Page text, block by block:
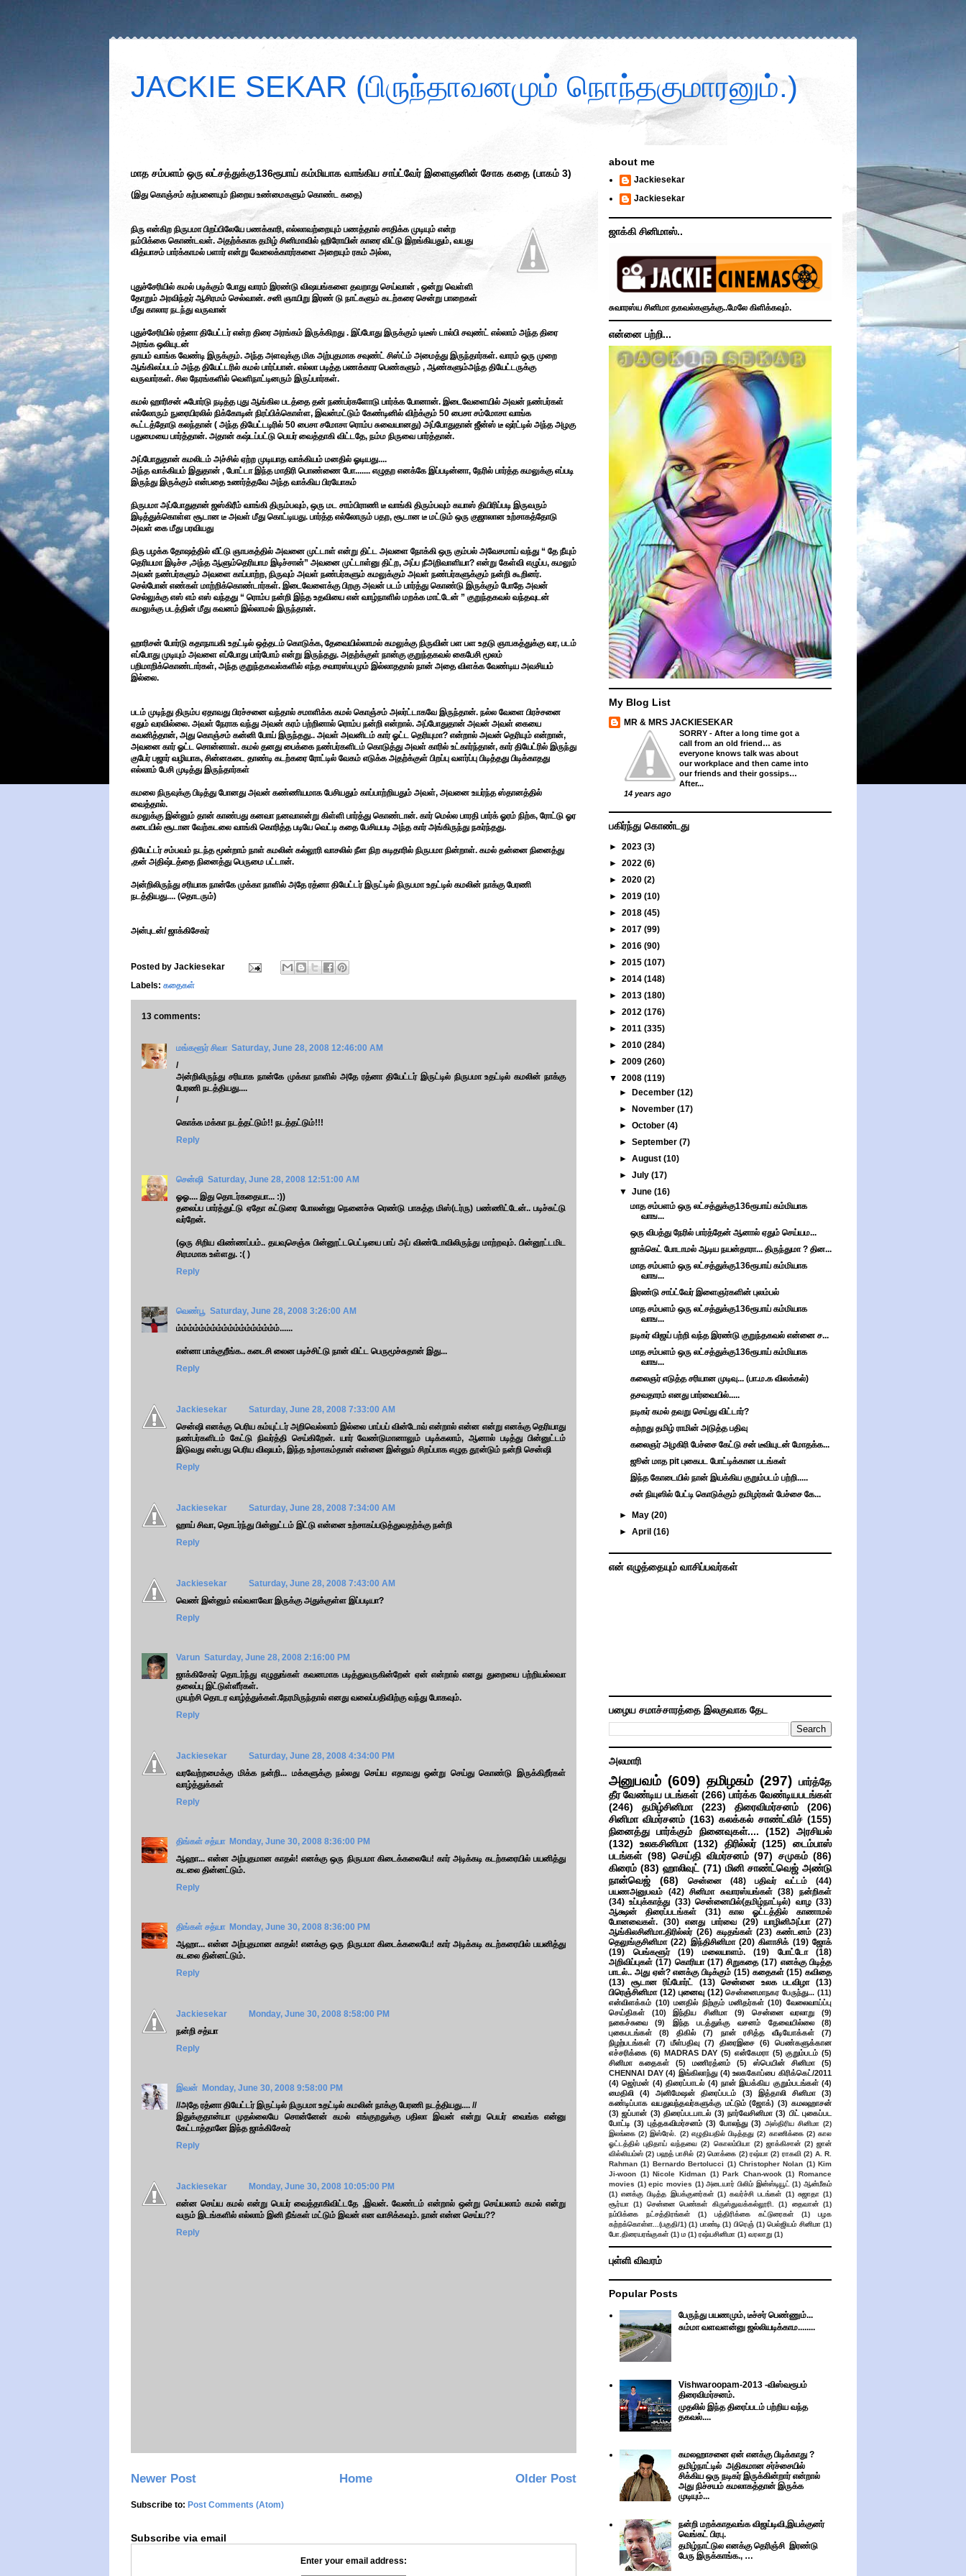
JACKIE SEKAR (பிருந்தாவனமும் நொந்தகுமாரனும்.)
மாத சம்பளம் ஒரு லட்சத்துக்கு136ரூபாய் கம்மியாக வாங்கிய சாப்ட்வேர் இளைஞனின் சோக கதை (பாகம் 3)
(இது கொஞ்சம் கற்பனையும் நிறைய உண்மைகளும் கொண்ட கதை)
நிரு என்கிற நிருபமா பிறப்பிலேயே பணக்காரி, எல்லாவற்றையும் பணத்தால் சாதிக்க முடியும் என்ற
நம்பிக்கை கொண்டவள். அதற்க்காக தமிழ் சினிமாவில் ஹிரோயின் காரை விட்டு இறங்கியதும், வயது
வித்யாசம் பார்க்காமல் பளார் என்று வேலைக்காரர்களை அறையும் ரகம் அல்ல,
புதுச்சேரியில் கமல் படிக்கும் போது வாரம் இரண்டு விஷயங்களை தவறாது செய்வான் , ஒன்று வெள்ளி
தோறும் அரவிந்தர் ஆசிரமம் செல்வான். சனி ஞாயிறு இரண் டு நாட்களும் கடற்கரை சென்று பாறைகள்
மீது காலார நடந்து வருவான்
புதுச்சேரியில் ரத்னா தியேட்டர் என்ற திரை அரங்கம் இருக்கிறது . இப்போது இருக்கும் டிடீஸ் டால்பி சவுண்ட் எல்லாம் அந்த திரை
அரங்க ஒலியுடன்
தாயம் வாங்க வேண்டி இருக்கும். அந்த அளவுக்கு மிக அற்புதமாக சவுண்ட் சிஸ்ட்ம் அமைத்து இருந்தார்கள். வாரம் ஒரு முறை
ஆங்கிலப்படம் அந்த தியேட்டரில் கமல் பார்ப்பான். எல்லா படித்த பணக்கார பெண்களும் , ஆண்களும்அந்த தியேட்டருக்கு
வருவார்கள். சில நேரங்களில் வெளிநாட்டினரும் இருப்பார்கள்.
கமல் ஹாரிசன் ஃபோர்டு நடித்த புது ஆங்கில படத்தை தன் நண்பர்களோடு பார்க்க போனான். இடைவேளையில் அவன் நண்பர்கள்
எல்லோரும் நுரையிரலில் நிக்கோடின் நிரப்பிக்கொள்ள, இவன்மட்டும் கேண்டினில் விற்க்கும் 50 பைசா சம்மோசா வாங்க
கூட்டத்தோடு கலந்தான் ( அந்த தியேட்டடிரில் 50 பைசா சமோசா ரொம்ப சுவையானது) அப்போதுதான் ஜீன்ஸ் டீ ஷர்ட்டில் அந்த அழகு
பதுமையை பார்த்தான். அதான் கஷ்டப்பட்டு பெயர் வைத்தாகி விட்டதே, நம்ம நிருவை பார்த்தான்.
அப்போதுதான் கமலிடம் அச்சில் ஏற்ற முடியாத வாக்கியம் மனதில் ஓடியது....
அந்த வாக்கியம் இதுதான் , போட்டா இந்த மாதிரி பொண்ணை போ....... எழுதற எனக்கே இப்படின்னா, நேரில் பார்த்த கமலுக்கு எப்படி
இருந்து இருக்கும் என்பதை உணர்த்தவே அந்த வாக்கிய பிரயோகம்
நிருபமா அப்போதுதான் ஜஸ்கிரீம் வாங்கி திரும்பவும், ஒரு மட சாம்பிராணி டீ வாங்கி திரும்பவும் கயாஸ் தியிரிப்படி இருவரும்
இடித்துக்கொள்ள சூடான டீ அவள் மீது கொட்டியது. பார்த்த எல்லோரும் பதற, சூடான டீ மட்டும் ஒரு குஜாலான உற்சாகத்தோடு
அவள் கை மீது பரவியது
நிரு பழக்க தோஷத்தில் வீட்டு ஞாபகத்தில் அவனை முட்டாள் என்று திட்ட அவளை நோக்கி ஒரு கும்பல் அவேசமாய் வந்து “ தே நீயும்
தெரியமா இடிச்ச ,அந்த ஆளும்தெரியாம இடிச்சான்” அவனை முட்டாள்னு திட்ற, அப்ப நீஅறிவாளியா? என்று கேள்வி எழுப்ப, கமலும்
அவன் நண்பர்களும் அவளை காப்பாற்ற, நிருவும் அவள் நண்பர்களும் கமலுக்கும் அவள் நண்பர்களுக்கும் நன்றி கூறினர்.
செல்போன் எண்கள் மாற்றிக்கொண்டார்கள். இடைவேளைக்கு பிறகு அவன் படம் பார்த்து கொண்டு இருக்கும் போதே அவன்
செல்லுக்கு எஸ் எம் எஸ் வந்தது “ ரொம்ப நன்றி இந்த உதவியை என் வாழ்நாளில் மறக்க மாட்டேன் ” குறுந்தகவல் வந்தவுடன்
கமலுக்கு படத்தின் மீது கவனம் இல்லாமல் இருந்தான்.
ஹாரிசன் போர்டு கதாநாயகி உதட்டில் ஒத்தடம் கொடுக்க, தேவையில்லாமல் கமலுக்கு நிருவின் பள பள உதடு ஞாபகத்துக்கு வர, படம்
எப்போது முடியும் அவளை எப்போது பார்போம் என்று இருந்தது. அதற்க்குள் நான்கு குறுந்தகவல் கைபேசி மூலம்
பறிமாறிக்கொண்டார்கள், அந்த குறுந்தகவல்களில் எந்த சவாரஸ்யமும் இல்லாததால் நான் அதை விளக்க வேண்டிய அவசியம்
இல்லை.
படம் முடிந்து திரும்ப ஏதாவது பிரச்சனை வந்தால் சமாளிக்க கமல் கொஞ்சம் அலர்ட்டாகவே இருந்தான். நல்ல வேளை பிரச்சனை
ஏதும் வரவில்லை. அவள் நேராக வந்து அவன் கரம் பற்றினால் ரொம்ப நன்றி என்றால். அப்போதுதான் அவன் அவள் கையை
கவனித்தான், அது கொஞ்சம் கன்னி போய் இருந்தது.. அவள் அவனிடம் கார் ஓட்ட தெரியுமா? என்றால் அவன் தெரியும் என்றான்,
அவனை கார் ஓட்ட சொன்னாள். கமல் தனது பைக்கை நண்பர்களிடம் கொடுத்து அவள் காரில் உட்கார்ந்தான், கார் தியேட்ரில் இருந்து
குபேர் பஜார் வழியாக, சின்னகடை தாண்டி கடற்கரை ரோட்டில் வேகம் எடுக்க அதற்க்குள் பிறப்பு வளர்ப்பு பிடித்தது பிடிக்காதது
எல்லாம் பேசி முடித்து இருந்தார்கள்
கமலை நிருவுக்கு பிடித்து போனது அவன் கண்ணியமாக பேசியதும் காப்பாற்றியதும் அவள், அவனை உயர்ந்த ஸ்தானத்தில்
வைத்தால்.
கமலுக்கு இன்னும் தான் காண்பது கனவா நனவாஎன்று கிள்ளி பார்த்து கொண்டான். கார் மெல்ல பாரதி பார்க் ஓரம் நிற்க, ரோட்டு ஓர
கடையில் சூடான வேற்கடலை வாங்கி கொரித்த படியே வெட்டி கதை பேசியபடி அந்த கார் அங்கிருந்து நகர்ந்தது.
தியேட்டர் சம்பவம் நடந்த மூன்றாம் நாள் கமலின் கல்லூரி வாசலில் நீள நிற சுடிதாரில் நிருபமா நின்றாள். கமல் தன்னை நினைத்து
,தன் அதிஷ்டத்தை நினைத்து பெருமை பட்டான்.
அன்றிலிருந்து சரியாக நான்கே முக்கா நாளில் அதே ரத்னா தியேட்டர் இருட்டில் நிருபமா உதட்டில் கமலின் நாக்கு பேரணி
நடத்தியது.... (தொடரும்)
அன்புடன்/ ஜாக்கிசேகர்
Posted by Jackiesekar
Labels: கதைகள்
13 comments:
மங்களூர் சிவா Saturday, June 28, 2008 12:46:00 AM
/
அன்றிலிருந்து சரியாக நான்கே முக்கா நாளில் அதே ரத்னா தியேட்டர் இருட்டில் நிருபமா உதட்டில் கமலின் நாக்கு
பேரணி நடத்தியது....
/
கொக்க மக்கா நடத்தட்டும்!! நடத்தட்டும்!!!
Reply
சென்ஷி Saturday, June 28, 2008 12:51:00 AM
ஓஓ.... இது தொடர்கதையா... :))
தலைப்ப பார்த்துட்டு ஏதோ கட்டுரை போலன்னு நெனைச்சு ரெண்டு பாகத்த மிஸ்(டர்ரு) பண்ணிட்டேன்.. படிச்சுட்டு
வர்றேன்.
(ஒரு சிறிய விண்ணப்பம்.. தயவுசெஞ்சு பின்னூட்டபெட்டியை பாப் அப் விண்டோவிலிருந்து மாற்றவும். பின்னூட்டமிட
சிரமமாக உள்ளது. :( )
Reply
வெண்பூ Saturday, June 28, 2008 3:26:00 AM
ம்ம்ம்ம்ம்ம்ம்ம்ம்ம்ம்ம்ம்ம்ம்ம்ம்ம்......
என்னா பாக்குறீங்க.. கடைசி லைன படிச்சிட்டு நான் விட்ட பெருமூச்சுதான் இது...
Reply
Jackiesekar
Saturday, June 28, 2008 7:33:00 AM
சென்ஷி எனக்கு பெரிய கம்யுட்டர் அறிவெல்லாம் இல்லை பாப்பப் வின்டோவ் என்றால் என்ன என்று எனக்கு தெரியாது
நண்பர்களிடம் கேட்டு நிவர்த்தி செய்கிறேன். யார் வேண்டுமானாலும் படிக்கலாம், ஆனால் படித்து பின்னுட்டம்
இடுவது என்பது பெரிய விஷயம், இந்த உற்சாகம்தான் என்னை இன்னும் சிறப்பாக எழுத தூன்டும் நன்றி சென்ஷி
Reply
Jackiesekar
Saturday, June 28, 2008 7:34:00 AM
ஹாய் சிவா, தொடர்ந்து பின்னுட்டம் இட்டு என்னை உற்சாகப்படுத்துவதற்க்கு நன்றி
Reply
Jackiesekar
Saturday, June 28, 2008 7:43:00 AM
வெண் இன்னும் எவ்வளவோ இருக்கு அதுக்குள்ள இப்படியா?
Reply
Varun Saturday, June 28, 2008 2:16:00 PM
ஜாக்கிசேகர் தொடர்ந்து எழுதுங்கள் கவனமாக படித்துவருகின்றேன் ஏன் என்றால் எனது துறையை பற்றியல்லவா
தலைப்பு இட்டுள்ளீர்கள்.
முயற்சி தொடர வாழ்த்துக்கள்.நேரமிருந்தால் எனது வலைப்பதிவிற்கு வந்து போகவும்.
Reply
Jackiesekar
Saturday, June 28, 2008 4:34:00 PM
வரவேற்றமைக்கு மிக்க நன்றி... மக்களுக்கு நல்லது செய்ய எதாவது ஒன்று செய்து கொண்டு இருக்கிறீர்கள்
வாழ்த்துக்கள்
Reply
திங்கள் சத்யா Monday, June 30, 2008 8:36:00 PM
ஆஹா... என்ன அற்புதமான காதல்! எனக்கு ஒரு நிருபமா கிடைக்கலையே! கார் அடிக்கடி கடற்கரையில் பயனித்து
கடலை தின்னட்டும்.
Reply
திங்கள் சத்யா Monday, June 30, 2008 8:36:00 PM
ஆஹா... என்ன அற்புதமான காதல்! எனக்கு ஒரு நிருபமா கிடைக்கலையே! கார் அடிக்கடி கடற்கரையில் பயனித்து
கடலை தின்னட்டும்.
Reply
Jackiesekar
Monday, June 30, 2008 8:58:00 PM
நன்றி சத்யா
Reply
இவன் Monday, June 30, 2008 9:58:00 PM
//அதே ரத்னா தியேட்டர் இருட்டில் நிருபமா உதட்டில் கமலின் நாக்கு பேரணி நடத்தியது.... //
இதுக்குதான்யா முதல்லையே சொன்னேன் கமல் எங்குறதுக்கு பதிலா இவன் என்று பெயர் வைங்க என்னு
கேட்டாத்தானே இந்த ஜாக்கிசேகர்
Reply
Jackiesekar
Monday, June 30, 2008 10:05:00 PM
என்ன செய்ய கமல் என்று பெயர் வைத்தாகிவிட்டதே ,இவன். வேண்டம் என்றால் ஒன்று செய்யலாம் கமல் என்று
வரும் இடங்களில் எல்லாம் இனி நீங்கள் மட்டும் இவன் என வாசிக்கவும். நான் என்ன செய்ய??
Reply
Newer Post Older Post
Home
Subscribe to: Post Comments (Atom)
Subscribe via email
Enter your email address:
about me
Jackiesekar
Jackiesekar
ஜாக்கி சினிமாஸ்..
சுவாரஸ்ய சினிமா தகவல்களுக்கு..மேலே கிளிக்கவும்.
என்னை பற்றி...
My Blog List
MR & MRS JACKIESEKAR
SORRY - After a long time got a
call from an old friend… as
everyone knows talk was about
our workplace and then came into
our friends and their gossips…
After...
14 years ago
பகிர்ந்து கொண்டது
► 2023 (3)
► 2022 (6)
► 2020 (2)
► 2019 (10)
► 2018 (45)
► 2017 (99)
► 2016 (90)
► 2015 (107)
► 2014 (148)
► 2013 (180)
► 2012 (176)
► 2011 (335)
► 2010 (284)
► 2009 (260)
▼ 2008 (119)
►
December(12)
►
November(17)
►October(4)
►September(7)
►August(10)
►July(17)
▼June(16)
மாத சம்பளம் ஒரு லட்சத்துக்கு136ரூபாய் கம்மியாக
வாங...
ஒரு விபத்து நேரில் பார்த்தேன் ஆனால் ஏதும் செய்யம...
ஜாக்கெட் போடாமல் ஆடிய நயன்தாரா... திருந்துமா ? தின...
மாத சம்பளம் ஒரு லட்சத்துக்கு136ரூபாய் கம்மியாக
வாங...
இரண்டு சாப்ட்வேர் இளைஞர்களின் புலம்பல்
மாத சம்பளம் ஒரு லட்சத்துக்கு136ரூபாய் கம்மியாக
வாங...
நடிகர் விஜய் பற்றி வந்த இரண்டு குறுந்தகவல் என்னை ச...
மாத சம்பளம் ஒரு லட்சத்துக்கு136ரூபாய் கம்மியாக
வாங...
கலைஞர் எடுத்த சரியான முடிவு... (பா.ம.க விலக்கல்)
தசவதாரம் எனது பார்வையில்.....
நடிகர் கமல் தவறு செய்து விட்டார்?
கற்றது தமிழ் ராமின் அடுத்த பதிவு
கலைஞர் அழகிரி பேச்சை கேட்டு சன் டீவியுடன் மோதக்க...
ஜூன் மாத pit புகைபட போட்டிக்கான படங்கள்
இந்த கோடையில் நான் இயக்கிய குறும்படம் பற்றி.....
சன் நியுஸில் பேட்டி கொடுக்கும் தமிழர்கள் பேச்சை கே...
► May(20)
►April(16)
என் எழுத்தையும் வாசிப்பவர்கள்
பழைய சமாச்சாரத்தை இலகுவாக தேட
அலமாரி
அனுபவம் (609) தமிழகம் (297) பார்த்தே
தீர வேண்டிய படங்கள் (266) பார்க்க வேண்டியபடங்கள்
(246)
தமிழ்சினிமா (223) திரைவிமர்சனம்
(206)
சினிமா விமர்சனம் (163) கலக்கல் சாண்ட்விச் (155)
நினைத்து பார்க்கும் நினைவுகள்....
(152)
அரசியல்
(132)
உலகசினிமா (132) திரில்லர் (125)
டைம்பாஸ்
படங்கள் (98) செய்தி விமர்சனம் (97) சமுகம் (86)
கிரைம் (83) ஹாலிவுட் (71) மினி சாண்ட்வெஜ் அண்டு
நான்வெஜ்
(68) சென்னை (48) பதிவர் வட்டம்
(44)
பயணஅனுபவம் (42) சினிமா சுவாரஸ்யங்கள் (38) நன்றிகள்
(34) உப்புக்காத்து (33) சென்னையில்(தமிழ்நாட்டில்) வாழ (33)
ஆக்ஷன் திரைப்படங்கள்
(31)
கால ஓட்டத்தில் காணாமல்
போனவைகள். (30) எனது பார்வை (29) யாழினிஅப்பா (27)
ஆங்கிலசினிமா.திரில்லர் (26) கடிதங்கள் (23) கண்டனம் (23)
தெலுங்குசினிமா (22) இந்திசினிமா (20) கிளாசிக் (19) ஜோக்
(19)
பெங்களூர் (19) மலையாளம். (19) போட்டோ
(18)
அறிவிப்புகள் (17) கொரியா (17) சிறுகதை (17) எனக்கு பிடித்த
பாடல்.. அது ஏன்? எனக்கு பிடிக்கும் (15) கதைகள் (15) கவிதை
(13)
சூடான ரிப்போர்ட் (13) சென்னை உலக படவிழா
(13)
பிரெஞ்சினிமா (12) புனைவு (12) சென்னைமாநகர பேருந்து... (11)
என்விளக்கம் (10) மனதில் நிற்கும் மனிதர்கள் (10) வேலைவாய்ப்பு
செய்திகள்
(10) இந்திய சினிமா (9) சென்னை வரலாறு
(9)
நகைச்சுவை
(9) இந்த படத்துக்கு வசனம் தேவையில்லை
(8)
புகைபடங்கள்
(8) திகில் (7) நான் ரசித்த வீடியோக்கள்
(7)
நிழற்படங்கள் (7) மீள்பதிவு (7) திரைஇசை (6)
பெண்களுக்கான
எச்சரிக்கை (6) MADRAS DAY (5) என்கேமரா (5) குறும்படம் (5)
சினிமா கதைகள்
(5) மணிரத்னம் (5) ஸ்பெயின் சினிமா
(5)
CHENNAI DAY (4) இங்கிலாந்து (4) உலககோப்பை கிரிக்கெட்/2011
(4) ஜெர்மன் (4) திரைப்பாடல் (4) நான் இயக்கிய குறும்படங்கள் (4)
மைதிலி
(4) அனிமேஷன் திரைப்படம் (3) இத்தாலி சினிமா
(3)
கண்டிப்பாக வயதுவந்தவர்களுக்கு மட்டும் (ஜோக்) (3) கமலஹாசன்
(3) ஜப்பான் (3) திரைப்படபாடல் (3) நார்வேசினிமா (3) பிட் புகைப்பட
போட்டி (3) புத்தகவிமர்சனம் (3) போலந்து (3) அஸ்திரிய சினிமா (2)
இலங்கை (2) இஸ்ரேல். (2) எழுதியதில் பிடித்தது (2) காணிக்கை (2) கால
ஓட்டத்தில் புதிதாய் வந்தவை (2) கொலம்பியா (2) ஜாக்கிசான் (2) ஜான்
வில்லியம்ஸ் (2) பஹத் பாசில் (2) மொக்கை (2) ரஷ்யா (2) ராகவி (2) A. R.
Rahman (1) Bernardo Bertolucci (1) Christopher Nolan (1) Kim
Ji-woon (1) Nicole Kidman (1) Park Chan-wook (1) Romance
movies (1) epic movies (1) அடையார் பிலிம் இன்ஸ்டியூட் (1) ஆன்மீகம்
(1) எனக்கு பிடித்த இயக்குனர்கள் (1) கவர்ச்சி படங்கள் (1) சுஜாதா (1)
சூர்யா (1) சென்னை பெண்கள் கிருஸ்துவக்கல்லூரி. (1) தைவான் (1)
நம்பிக்கை நட்சத்திரங்கள்
(1) பத்திரிக்கை கட்டுரைகள் (1)
பழக
கற்றக்கொள்ள...(பகுதி/1) (1) பாண்டி (1) பிரெஞ் (1) பெல்ஜியம் சினிமா (1)
போ.திரையரங்குகள் (1) ம (1) ரஷ்யசினிமா (1) வரலாறு (1)
புள்ளி விவரம்
Popular Posts
பேருந்து பயணமும், டீச்சர் பெண்ணும்...
சும்மா வளவளன்னு ஜல்லியடிக்காம........
Vishwaroopam-2013 -விஸ்வரூபம்
திரைவிமர்சனம்.
முதலில் இந்த திரைப்படம் பற்றிய வந்த
தகவல்....
கமலஹாசனை ஏன் எனக்கு பிடிக்காது ?
தமிழ்நாட்டில் அதிகமான சர்ச்சையில்
சிக்கிய ஒரு நடிகர் இருக்கின்றார் என்றால்
அது நிச்சயம் கமலாகத்தான் இருக்க
முடியும்...
நன்றி மறக்காதவங்க விஜய்டிவி,இயக்குனர்
வெங்கட் பிரபு.
தமிழ்நாட்டுல எனக்கு தெரிஞ்சி இரண்டு
பேரு இருக்காங்க., …